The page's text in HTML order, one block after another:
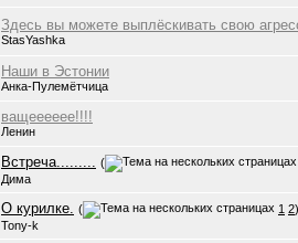
Здесь вы можете выплёскивать свою
StasYashka
Наши в Эстонии
Анка-Пулемётчица
ващееееее!!!!
Ленин
Встреча......... (
Дима
О курилке. ( 1 2)
Tony-k